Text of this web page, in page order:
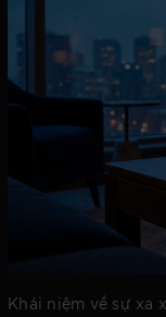
Khái niệm về sự xa